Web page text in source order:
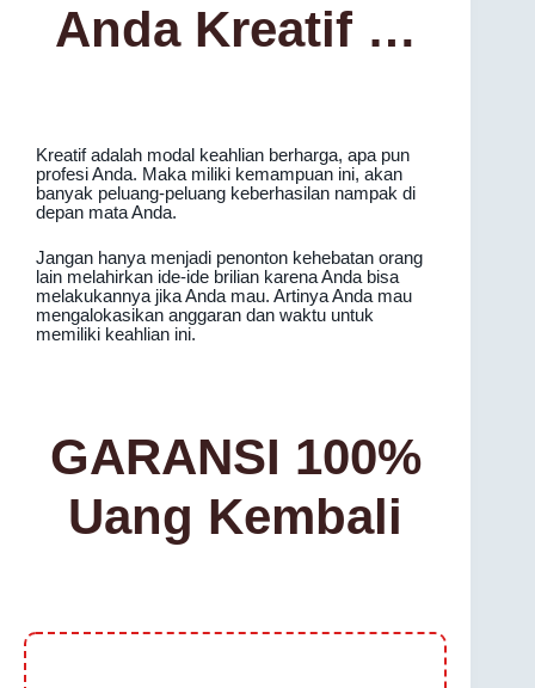
Anda Kreatif …
Kreatif adalah modal keahlian berharga, apa pun
profesi Anda. Maka miliki kemampuan ini, akan
banyak peluang-peluang keberhasilan nampak di
depan mata Anda.
Jangan hanya menjadi penonton kehebatan orang
lain melahirkan ide-ide brilian karena Anda bisa
melakukannya jika Anda mau. Artinya Anda mau
mengalokasikan anggaran dan waktu untuk
memiliki keahlian ini.
GARANSI 100%
Uang Kembali